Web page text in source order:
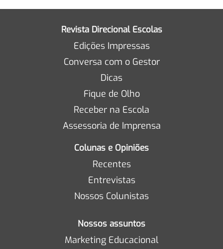
Revista Direcional Escolas
Edições Impressas
Conversa com o Gestor
Dicas
Fique de Olho
Receber na Escola
Assessoria de Imprensa
Colunas e Opiniões
Recentes
Entrevistas
Nossos Colunistas
Nossos assuntos
Marketing Educacional